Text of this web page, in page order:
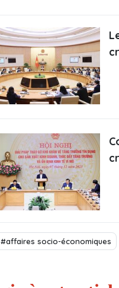
#affaires socio-économiques